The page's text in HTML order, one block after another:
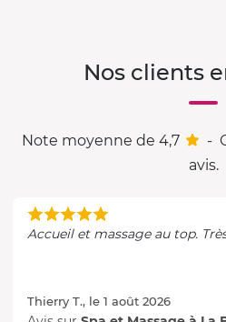
Nos clients
Note moyenne de 4,7 -
avis.
Accueil et massage au top.
Thierry T., le 1 août 2026